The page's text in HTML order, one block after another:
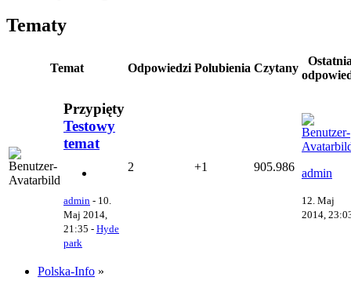
Tematy
Temat Odpowiedzi Polubienia Czytany
Przypięty
Testowy
temat
admin - 10.
Maj 2014,
21:35 - Hyde
park
2 +1 905.986 admin
12. Maj
2014,
Polska-Info »